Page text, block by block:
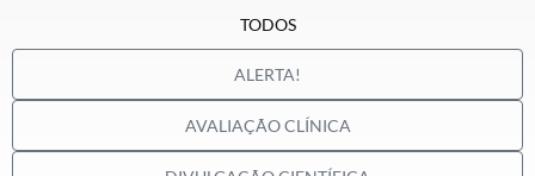
ALERTA!
AVALIAÇÃO CLÍNICA
TODOS